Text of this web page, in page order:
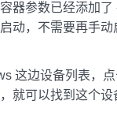
器参数已经添加了
动，不需要再手动
这边设备列表，
就可以找到这个设